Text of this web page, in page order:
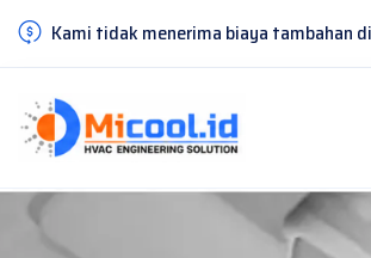
Kami tidak menerima biaya tambahan